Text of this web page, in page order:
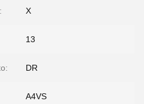
X
13
DR
A4VS